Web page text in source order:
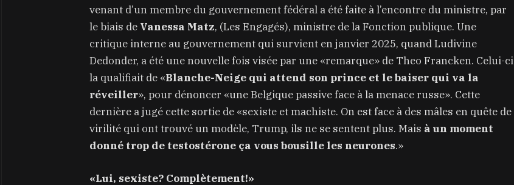
venant d’un membre du gouvernement fédéral a été faite à l’encontre du ministre, par
le biais deVanessa Matz, (Les Engagés), ministre de la Fonction publique. Une
critique interne au gouvernement qui survient en janvier 2025, quand Ludivine
Dedonder, a été une nouvelle fois visée par une «remarque» de Theo Francken. Celui-ci
la qualifiait de «Blanche-Neige qui attend son prince et le baiser qui va la
réveiller», pour dénoncer «une Belgique passive face à la menace russe». Cette
dernière a jugé cette sortie de «sexiste et machiste. On est face à des mâles en quête de
virilité qui ont trouvé un modèle, Trump, ils ne se sentent plus. Mais à un moment
donné trop de testostérone ça vous bousille les neurones.»
«Lui, sexiste? Complètement!»